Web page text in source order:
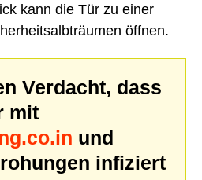
kann die Tür zu einer
öffnen.
Verdacht, dass
mit
und
infiziert